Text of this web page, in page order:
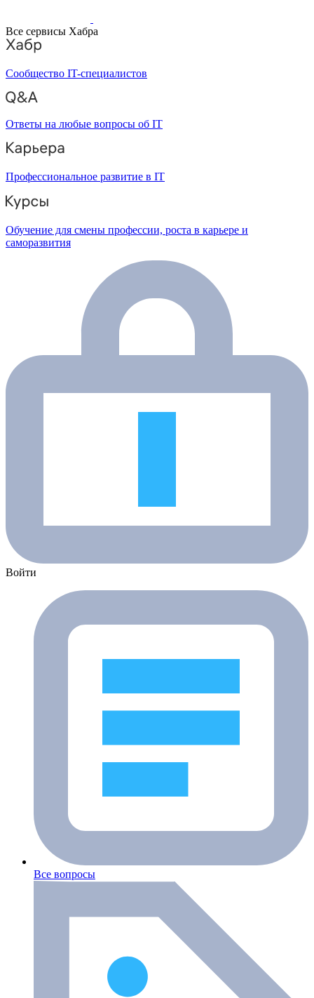
Все сервисы Хабра
Сообщество IT-специалистов
Ответы на любые вопросы об IT
Профессиональное развитие в IT
Обучение для смены профессии, роста в карьере и
саморазвития
Войти
Все вопросы